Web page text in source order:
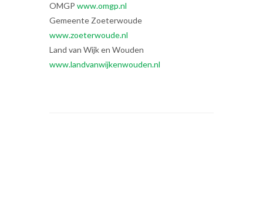
OMGP www.omgp.nl
Gemeente Zoeterwoude
www.zoeterwoude.nl
Land van Wijk en Wouden
www.landvanwijkenwouden.nl